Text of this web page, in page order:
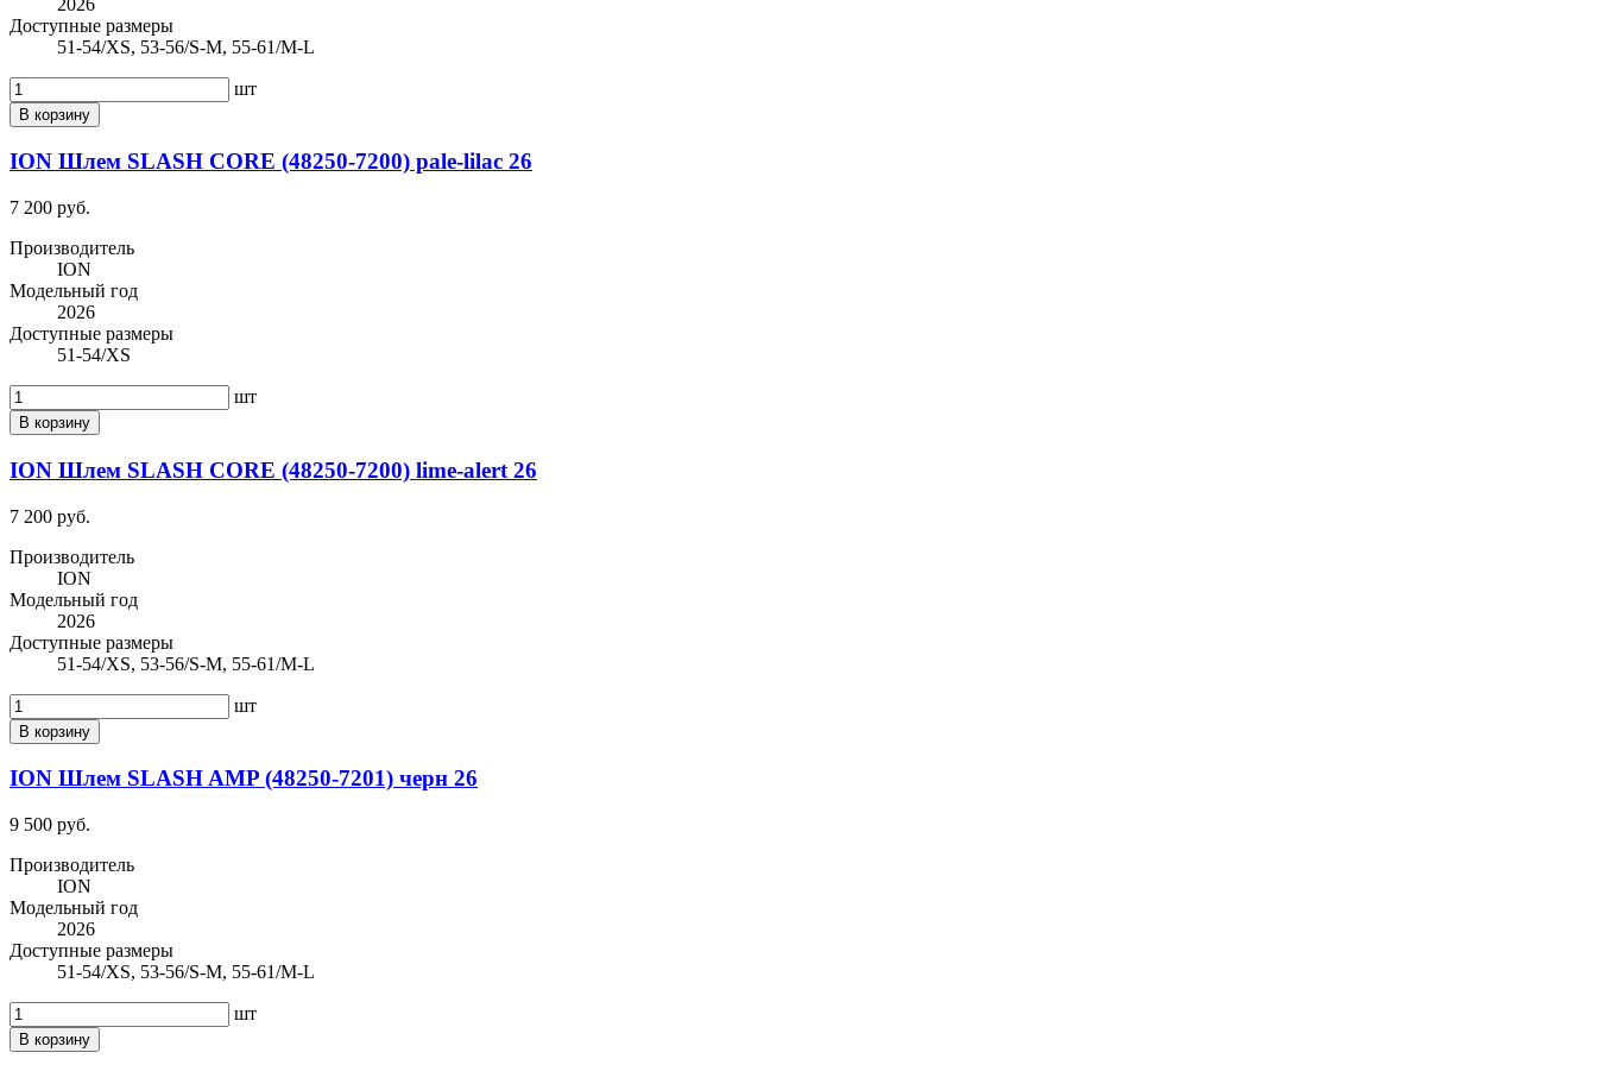
Доступные размеры
51-54/XS, 53-56/S-M, 55-61/M-L
шт
В корзину
ION Шлем SLASH CORE (48250-7200) pale-lilac 26
7 200 руб.
Производитель
ION
Модельный год
2026
Доступные размеры
51-54/XS
шт
В корзину
ION Шлем SLASH CORE (48250-7200) lime-alert 26
7 200 руб.
Производитель
ION
Модельный год
2026
Доступные размеры
51-54/XS, 53-56/S-M, 55-61/M-L
шт
В корзину
ION Шлем SLASH AMP (48250-7201) черн 26
9 500 руб.
Производитель
ION
Модельный год
2026
Доступные размеры
51-54/XS, 53-56/S-M, 55-61/M-L
шт
В корзину